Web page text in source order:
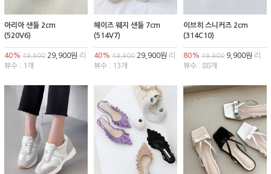
아리아 샌들 2cm
(520V6)
40% 49,900 29,900원 리
뷰수 : 1개
헤이즈 웨지 샌들 7cm
(514V7)
40% 49,90029,900원 리
뷰수 : 13개
이브히 스니커즈 2cm
(314C10)
80% 49,9009,900원 리
뷰수 : 88개